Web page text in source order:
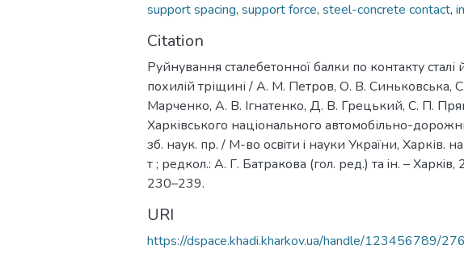
support spacing, support force, steel-concrete contact,
Citation
Руйнування сталебетонної балки по контакту сталі
похилій тріщині / А. М. Петров, О. В.
Марченко, А. В. Ігнатенко, Д. В. Грецький, С. П.
Харківського національного автомобільно-
зб. наук. пр. / М-во освiти i науки України, Харків.
т ; редкол.: А. Г. Батракова (гол. ред.) та iн. –
230–239.
URI
https://dspace.khadi.kharkov.ua/handle/123456789/